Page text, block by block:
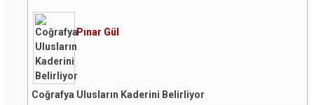
Pınar Gül
Coğrafya Ulusların Kaderini Belirliyor